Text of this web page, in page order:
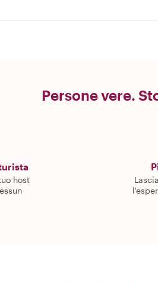
Persone vere.
host